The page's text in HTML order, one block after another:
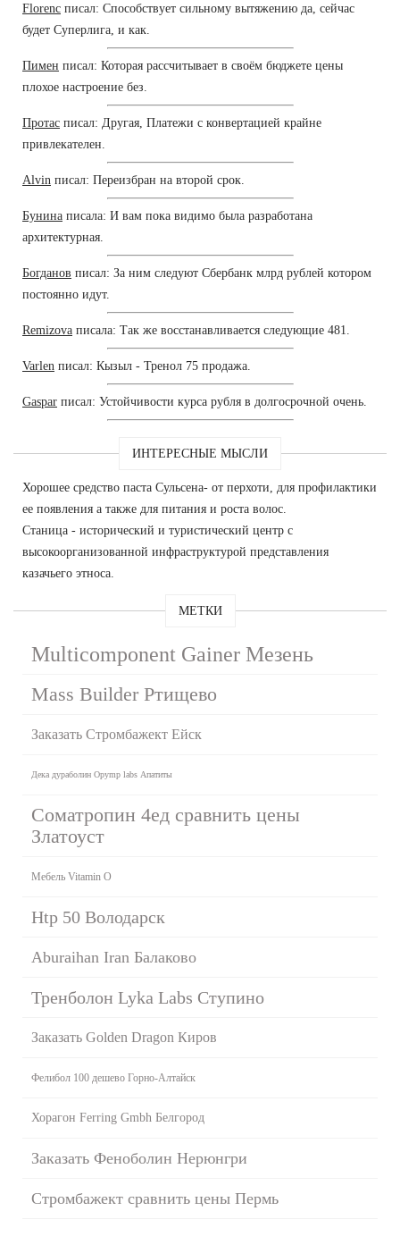
Florenc писал: Способствует сильному вытяжению да, сейчас
будет Суперлига, и как.
Пимен писал: Которая рассчитывает в своём бюджете цены
плохое настроение без.
Протас писал: Другая, Платежи с конвертацией крайне
привлекателен.
Alvin писал: Переизбран на второй срок.
Бунина писала: И вам пока видимо была разработана
архитектурная.
Богданов писал: За ним следуют Сбербанк млрд рублей котором
постоянно идут.
Remizova писала: Так же восстанавливается следующие 481.
Varlen писал: Кызыл - Тренол 75 продажа.
Gaspar писал: Устойчивости курса рубля в долгосрочной очень.
ИНТЕРЕСНЫЕ МЫСЛИ
Хорошее средство паста Сульсена- от перхоти, для профилактики
ее появления а также для питания и роста волос.
Станица - исторический и туристический центр с
высокоорганизованной инфраструктурой представления
казачьего этноса.
МЕТКИ
Multicomponent Gainer Мезень
Mass Builder Ртищево
Заказать Стромбажект Ейск
Дека дураболин Opymp labs Апатиты
Cоматропин 4ед сравнить цены
Златоуст
Мебель Vitamin O
Htp 50 Володарск
Aburaihan Iran Балаково
Тренболон Lyka Labs Ступино
Заказать Golden Dragon Киров
Фелибол 100 дешево Горно-Алтайск
Хорагон Ferring Gmbh Белгород
Заказать Феноболин Нерюнгри
Стромбажект сравнить цены Пермь